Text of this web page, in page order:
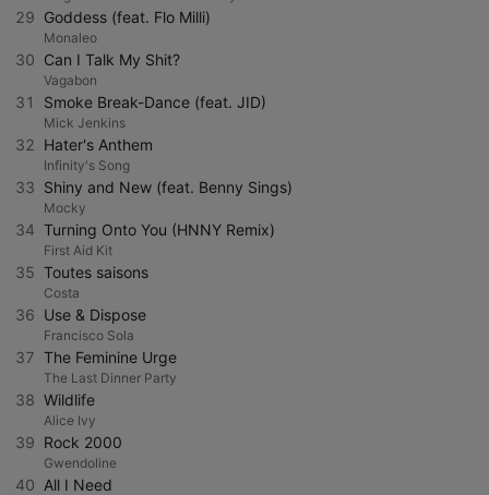
29 Goddess (feat. Flo Milli)
Monaleo
30 Can I Talk My Shit?
Vagabon
31 Smoke Break-Dance (feat. JID)
Mick Jenkins
32 Hater's Anthem
Infinity's Song
33 Shiny and New (feat. Benny Sings)
Mocky
34 Turning Onto You (HNNY Remix)
First Aid Kit
35 Toutes saisons
Costa
36 Use & Dispose
Francisco Sola
37 The Feminine Urge
The Last Dinner Party
38 Wildlife
Alice Ivy
39 Rock 2000
Gwendoline
40 All I Need